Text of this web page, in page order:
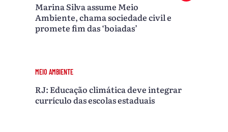
Marina Silva assume Meio
Ambiente, chama sociedade civil e
promete fim das ‘boiadas’
MEIO AMBIENTE
RJ: Educação climática deve integrar
currículo das escolas estaduais